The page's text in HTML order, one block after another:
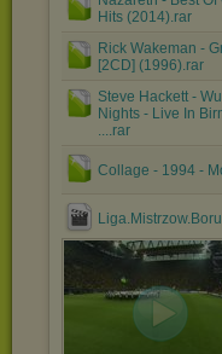
Hits (2014).rar
Rick Wakeman -
[2CD] (1996).rar
Steve Hackett -
Nights - Live In
....rar
Collage - 1994 -